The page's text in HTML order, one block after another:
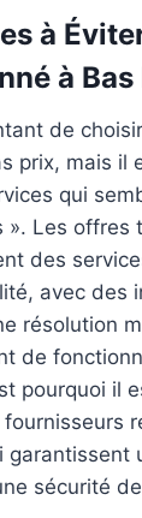
à
à
de
prix, mais il
qui
». Les offres
des
avec des
résolution
de
pourquoi il
garantissent
sécurité